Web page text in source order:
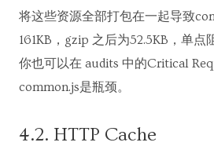
将这些资源全部打包在一起导致
161KB，gzip 之后为52.5KB，单点
你也可以在 audits 中的Critical
common.js是瓶颈。
4.2. HTTP Cache